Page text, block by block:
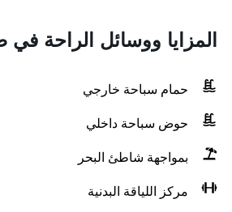
المزايا ووسائل الراحة
حمام سباحة خارجي
حوض سباحة داخلي
بمواجهة شاطئ البحر
مركز اللياقة البدنية